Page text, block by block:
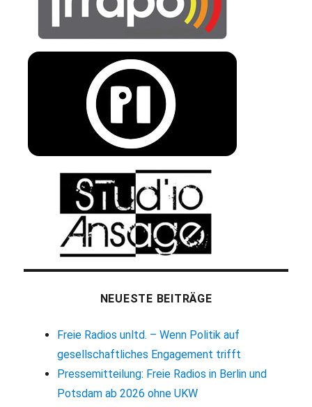
NEUESTE BEITRÄGE
Freie Radios unltd. – Wenn Politik auf
gesellschaftliches Engagement trifft
Pressemitteilung: Freie Radios in Berlin und
Potsdam ab 2026 ohne UKW